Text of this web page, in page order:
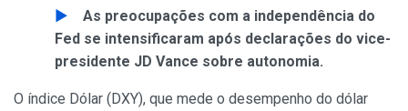
As preocupações com a independência do
Fed se intensificaram após declarações do vice-
presidente JD Vance sobre autonomia.
O índice Dólar (DXY), que mede o desempenho do dólar